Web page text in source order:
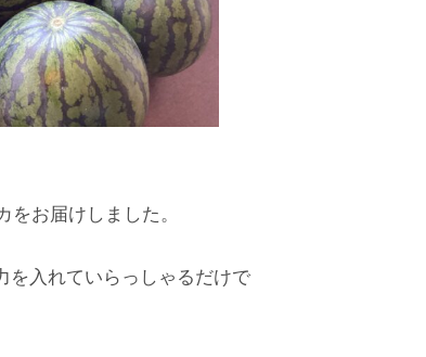
お届けしました。
を入れていらっしゃるだけで